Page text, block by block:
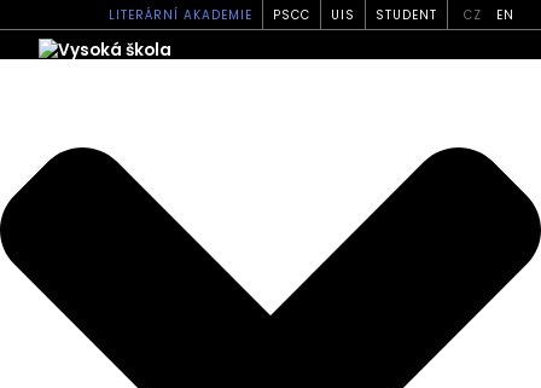
Spravovat své soukromí
LITERÁRNÍ AKADEMIE PSCC UIS STUDENT CZ EN